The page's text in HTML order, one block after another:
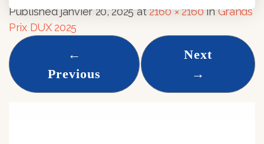
Publishedjanvier 20, 2025at2160 × 2160inGrands
Prix DUX 2025
←
Previous
Next
→